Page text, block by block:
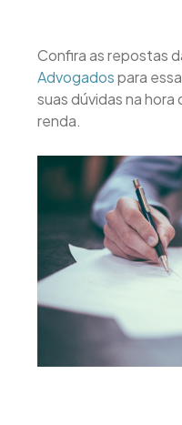
Confira as repostas
Advogadospara
suas dúvidas na
renda.